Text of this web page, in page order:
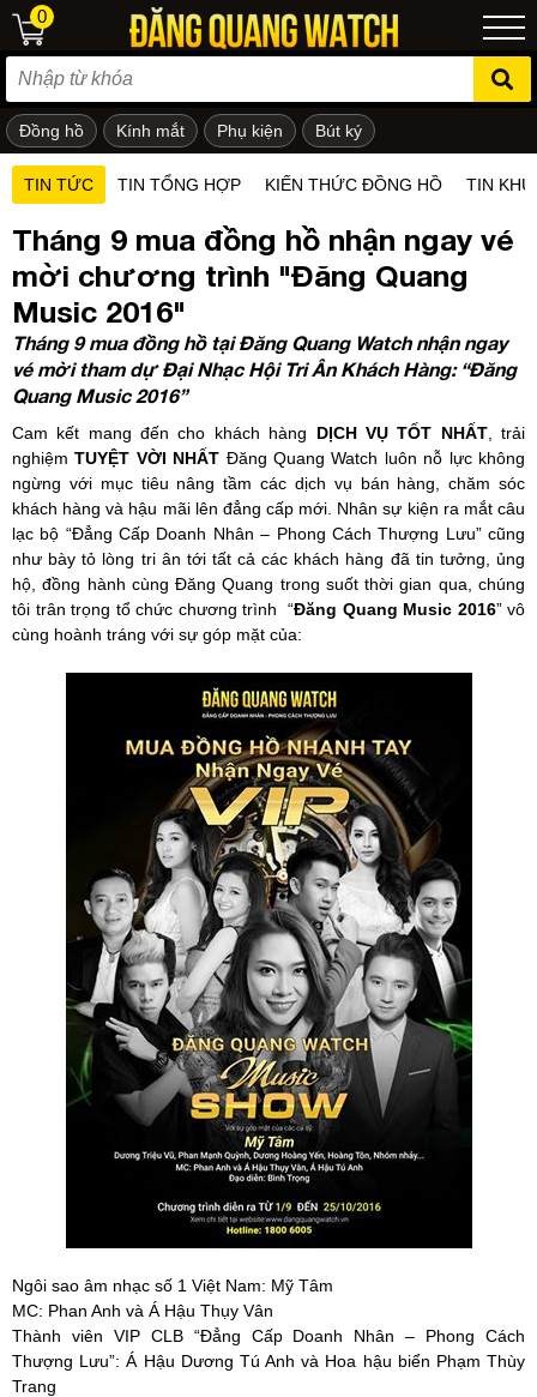
em
0
Đồng hồ Kính mắt Phụ kiện Bút ký
TIN TỨC TIN TỔNG HỢP KIẾN THỨC ĐỒNG HỒ TIN
Tháng 9 mua đồng hồ nhận ngay vé
mời chương trình "Đăng Quang
Music 2016"
Tháng 9 mua đồng hồ tại Đăng Quang Watch nhận ngay
vé mời tham dự Đại Nhạc Hội Tri Ân Khách Hàng: “Đăng
Quang Music 2016”
Cam kết mang đến cho khách hàng DỊCH VỤ TỐT NHẤT, trải
nghiệmTUYỆT VỜI NHẤT Đăng Quang Watch luôn nỗ lực không
ngừng với mục tiêu nâng tầm các dịch vụ bán hàng, chăm sóc
khách hàng và hậu mãi lên đẳng cấp mới. Nhân sự kiện ra mắt câu
lạc bộ “Đẳng Cấp Doanh Nhân – Phong Cách Thượng Lưu” cũng
như bày tỏ lòng tri ân tới tất cả các khách hàng đã tin tưởng, ủng
hộ, đồng hành cùng Đăng Quang trong suốt thời gian qua, chúng
tôi trân trọng tổ chức chương trình “Đăng Quang Music 2016” vô
cùng hoành tráng với sự góp mặt của:
Ngôi sao âm nhạc số 1 Việt Nam: Mỹ Tâm
MC: Phan Anh và Á Hậu Thụy Vân
Thành viên VIP CLB “Đẳng Cấp Doanh Nhân – Phong Cách
Thượng Lưu”: Á Hậu Dương Tú Anh và Hoa hậu biển Phạm Thùy
Trang